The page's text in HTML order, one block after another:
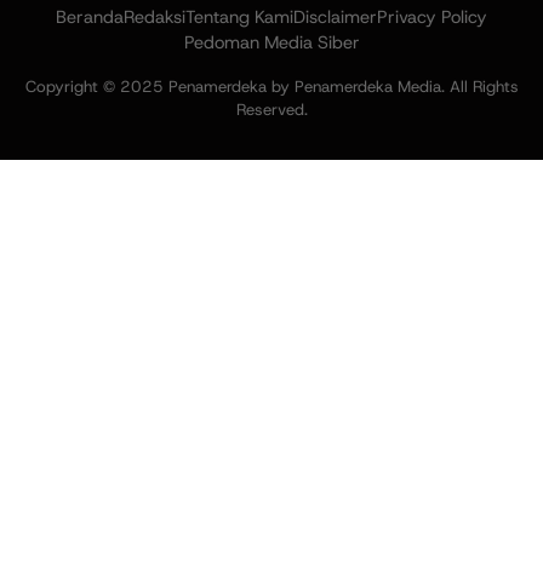
BerandaRedaksiTentang KamiDisclaimerPrivacy Policy
Pedoman Media Siber
Copyright © 2025 Penamerdeka by Penamerdeka Media. All Rights
Reserved.